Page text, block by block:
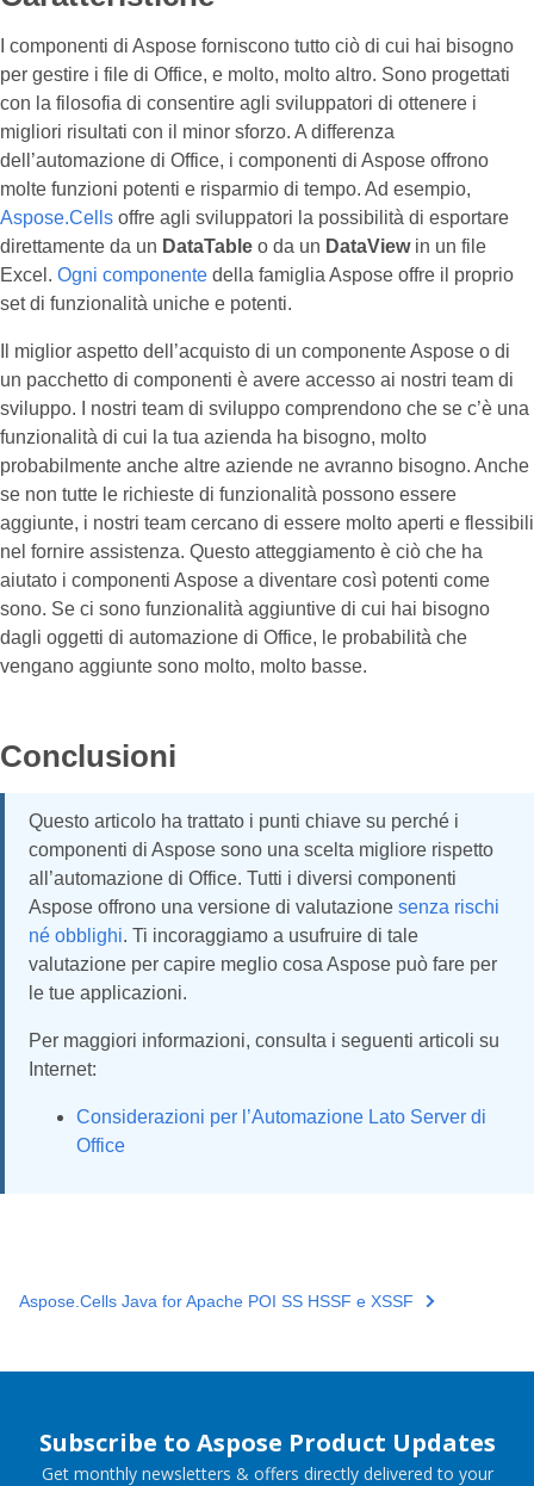
I componenti di Aspose forniscono tutto ciò di cui hai bisogno
per gestire i file di Office, e molto, molto altro. Sono progettati
con la filosofia di consentire agli sviluppatori di ottenere i
migliori risultati con il minor sforzo. A differenza
dell’automazione di Office, i componenti di Aspose offrono
molte funzioni potenti e risparmio di tempo. Ad esempio,
Aspose.Cells offre agli sviluppatori la possibilità di esportare
direttamente da un DataTable o da un DataViewin un file
Excel. Ogni componente della famiglia Aspose offre il proprio
set di funzionalità uniche e potenti.
Il miglior aspetto dell’acquisto di un componente Aspose o di
un pacchetto di componenti è avere accesso ai nostri team di
sviluppo. I nostri team di sviluppo comprendono che se c’è una
funzionalità di cui la tua azienda ha bisogno, molto
probabilmente anche altre aziende ne avranno bisogno. Anche
se non tutte le richieste di funzionalità possono essere
aggiunte, i nostri team cercano di essere molto aperti e flessibili
nel fornire assistenza. Questo atteggiamento è ciò che ha
aiutato i componenti Aspose a diventare così potenti come
sono. Se ci sono funzionalità aggiuntive di cui hai bisogno
dagli oggetti di automazione di Office, le probabilità che
vengano aggiunte sono molto, molto basse.
Conclusioni
Questo articolo ha trattato i punti chiave su perché i
componenti di Aspose sono una scelta migliore rispetto
all’automazione di Office. Tutti i diversi componenti
Aspose offrono una versione di valutazione senza rischi
né obblighi. Ti incoraggiamo a usufruire di tale
valutazione per capire meglio cosa Aspose può fare per
le tue applicazioni.
Per maggiori informazioni, consulta i seguenti articoli su
Internet:
Considerazioni per l’Automazione Lato Server di
Office
Aspose.Cells Java for Apache POI SS HSSF e XSSF
Subscribe to Aspose Product Updates
Get monthly newsletters & offers directly delivered to your